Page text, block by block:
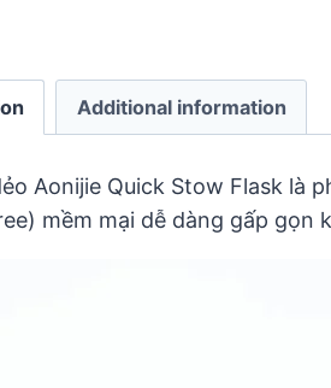
Additional information
Aonijie Quick Stow Flask là
mềm mại dễ dàng gấp gọn